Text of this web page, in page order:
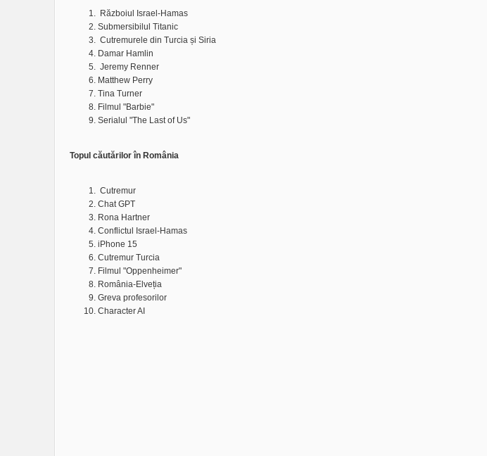
Războiul Israel-Hamas
Submersibilul Titanic
Cutremurele din Turcia și Siria
Damar Hamlin
Jeremy Renner
Matthew Perry
Tina Turner
Filmul "Barbie"
Serialul "The Last of Us"
Topul căutărilor în România
Cutremur
Chat GPT
Rona Hartner
Conflictul Israel-Hamas
iPhone 15
Cutremur Turcia
Filmul "Oppenheimer"
România-Elveția
Greva profesorilor
Character AI